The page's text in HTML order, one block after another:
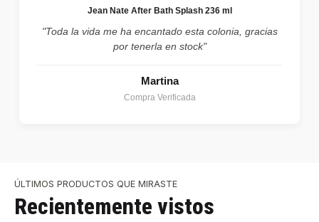
Jean Nate After Bath Splash 236 ml
"Toda la vida me ha encantado esta colonia, gracias
por tenerla en stock"
Martina
Compra Verificada
ÚLTIMOS PRODUCTOS QUE MIRASTE
Recientemente vistos